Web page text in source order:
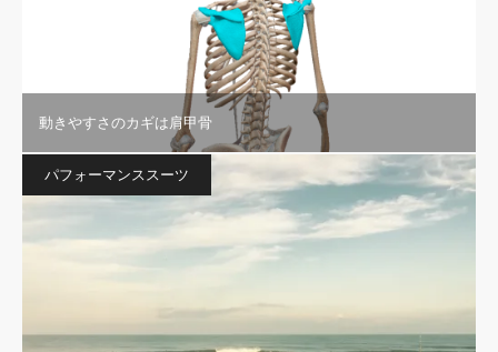
動きやすさのカギは肩甲骨
パフォーマンススーツ